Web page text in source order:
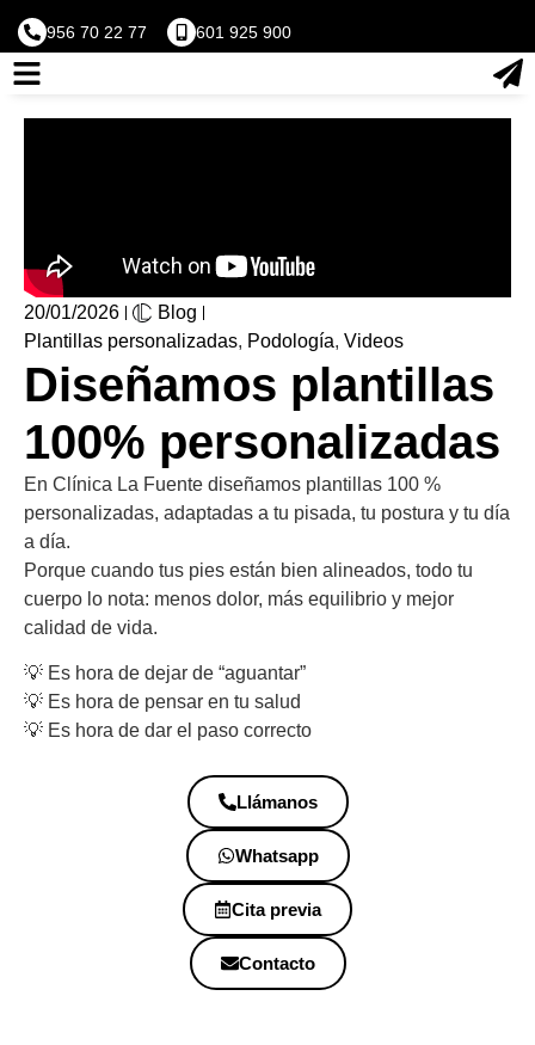
956 70 22 77 601 925 900
20/01/2026
Blog
Plantillas personalizadas, Podología, Videos
Diseñamos plantillas
100% personalizadas
En Clínica La Fuente diseñamos plantillas 100 %
personalizadas, adaptadas a tu pisada, tu postura y tu día
a día.
Porque cuando tus pies están bien alineados, todo tu
cuerpo lo nota: menos dolor, más equilibrio y mejor
calidad de vida.
💡 Es hora de dejar de “aguantar”
💡 Es hora de pensar en tu salud
💡 Es hora de dar el paso correcto
Llámanos
Whatsapp
Cita previa
Contacto